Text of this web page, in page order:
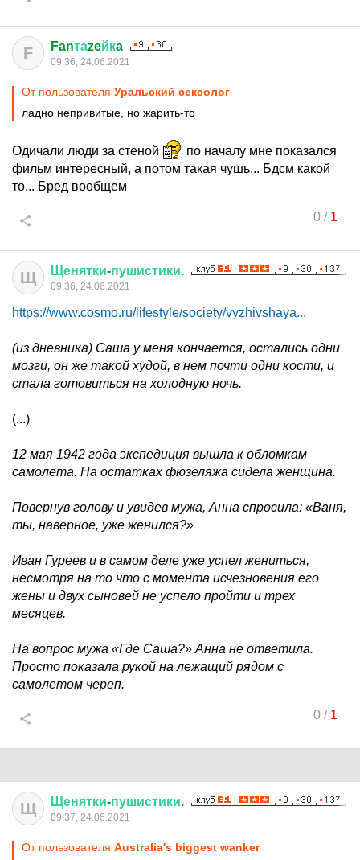
F Fanтаzeйкa
09:36, 24.06.2021
От пользователя Уральский сексолог
ладно непривитые, но жарить-то
Одичали люди за стеной
по началу мне показался
фильм интересный, а потом такая чушь... Бдсм какой
то... Бред вообщем
0/ 1
Щ Щенятки-пушистики.
09:36, 24.06.2021
https://www.cosmo.ru/lifestyle/society/vyzhivshaya...
(из дневника) Саша у меня кончается, остались одни
мозги, он же такой худой, в нем почти одни кости, и
стала готовиться на холодную ночь.
(...)
12 мая 1942 года экспедиция вышла к обломкам
самолета. На остатках фюзеляжа сидела женщина.
Повернув голову и увидев мужа, Анна спросила: «Ваня,
ты, наверное, уже женился?»
Иван Гуреев и в самом деле уже успел жениться,
несмотря на то что с момента исчезновения его
жены и двух сыновей не успело пройти и трех
месяцев.
На вопрос мужа «Где Саша?» Анна не ответила.
Просто показала рукой на лежащий рядом с
самолетом череп.
0/ 1
Щ Щенятки-пушистики.
09:37, 24.06.2021
От пользователя Australia's biggest wanker